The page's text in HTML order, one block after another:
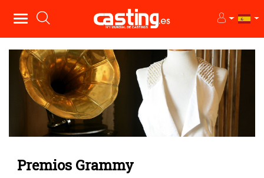
Premios Grammy